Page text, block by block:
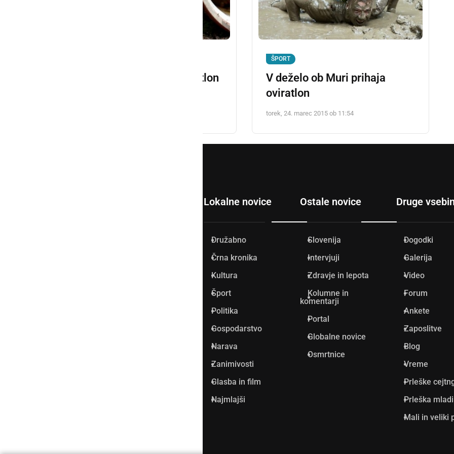
Predstavitev ovir za Oviratlon
ŠPORT
V deželo ob Muri prihaja
oviratlon
torek, 24. marec 2015 ob 11:54
Lokalne novice
Družabno
Črna kronika
Kultura
Šport
Politika
Gospodarstvo
Narava
Zanimivosti
Glasba in film
Najmlajši
Ostale novice
Slovenija
Intervjuji
Zdravje in lepota
Kolumne in
komentarji
Portal
Globalne novice
Osmrtnice
Druge
Dogodki
Galerija
Video
Forum
Ankete
Zaposlitve
Blog
Vreme
Prleške
Prleška
Mali in veliki